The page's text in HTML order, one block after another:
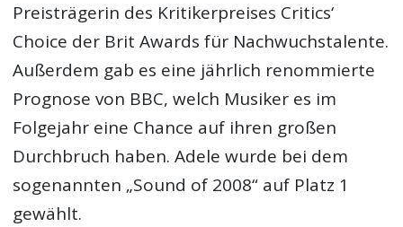
Preisträgerin des Kritikerpreises Critics‘
Choice der Brit Awards für Nachwuchstalente.
Außerdem gab es eine jährlich renommierte
Prognose von BBC, welch Musiker es im
Folgejahr eine Chance auf ihren großen
Durchbruch haben. Adele wurde bei dem
sogenannten „Sound of 2008“ auf Platz 1
gewählt.